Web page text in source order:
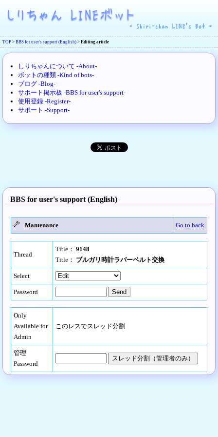
TOP > BBS for user's support (English) > Editing article
しりちゃんについて -About-
ボットの種類 -Kind of bots-
ブログ -Blog-
サポート掲示板 -BBS for user's support-
使用登録 -Register-
サポート -Support-
BBS for user's support (English)
Mantenance Go to back
Thread
Title： 9148
Title： ブルガリ時計ラバーベルト交換
Select
Password
Only
Available for
Admin
このレスでスレッド分割
管理
Password